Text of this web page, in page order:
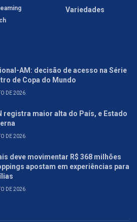
Variedades
AM: decisão de acesso na Série
de Copa do Mundo
DE 2026
registra maior alta do País, e Estado
DE 2026
deve movimentar R$ 368 milhões
apostam em experiências para
DE 2026